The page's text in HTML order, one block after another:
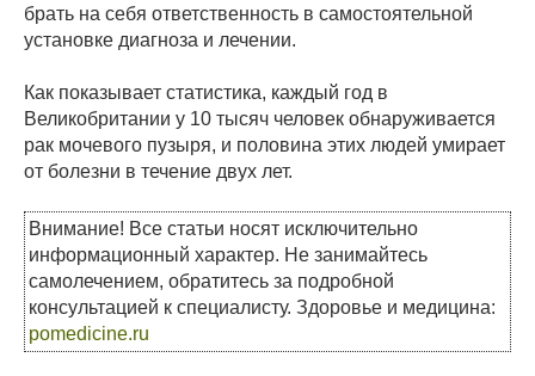
брать на себя ответственность в самостоятельной
установке диагноза и лечении.
Как показывает статистика, каждый год в
Великобритании у 10 тысяч человек обнаруживается
рак мочевого пузыря, и половина этих людей умирает
от болезни в течение двух лет.
Внимание! Все статьи носят исключительно
информационный характер. Не занимайтесь
самолечением, обратитесь за подробной
консультацией к специалисту. Здоровье и медицина:
pomedicine.ru